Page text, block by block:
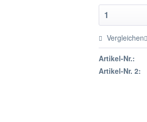
Vergleichen
Artikel-Nr.:
Artikel-Nr. 2: